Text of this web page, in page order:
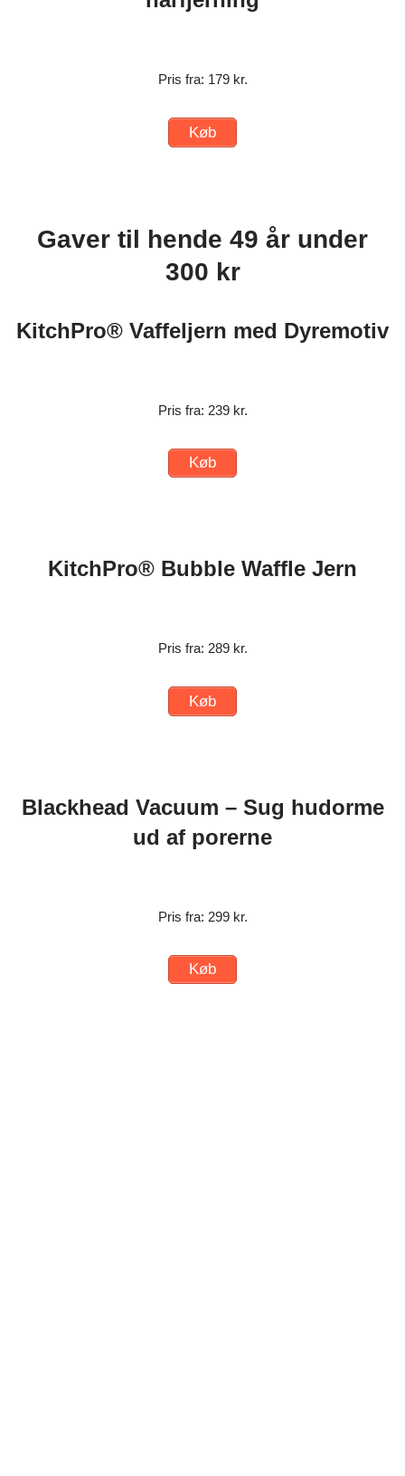
Pris fra: 179 kr.
Køb
Gaver til hende 49 år under
300 kr
KitchPro® Vaffeljern med Dyremotiv
Pris fra: 239 kr.
Køb
KitchPro® Bubble Waffle Jern
Pris fra: 289 kr.
Køb
Blackhead Vacuum – Sug hudorme
ud af porerne
Pris fra: 299 kr.
Køb